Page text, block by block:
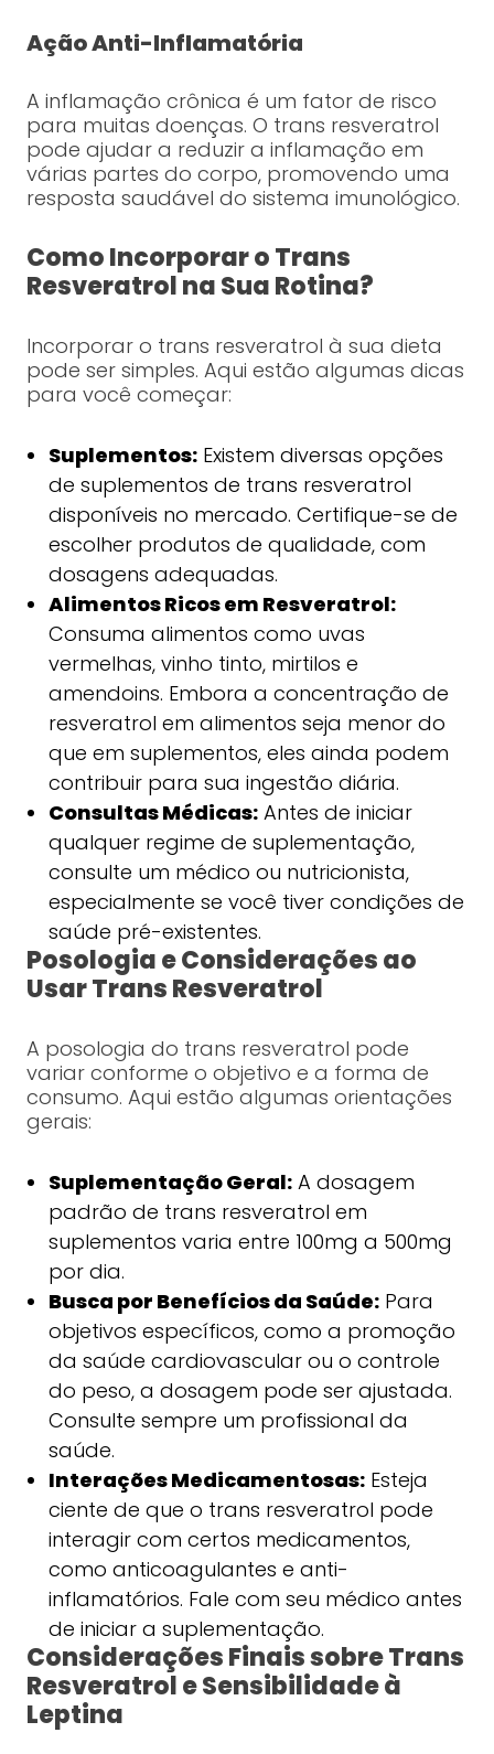
Ação Anti-Inflamatória
A inflamação crônica é um fator de risco
para muitas doenças. O trans resveratrol
pode ajudar a reduzir a inflamação em
várias partes do corpo, promovendo uma
resposta saudável do sistema imunológico.
Como Incorporar o Trans
Resveratrol na Sua Rotina?
Incorporar o trans resveratrol à sua dieta
pode ser simples. Aqui estão algumas dicas
para você começar:
Suplementos:Existem diversas opções
de suplementos de trans resveratrol
disponíveis no mercado. Certifique-se de
escolher produtos de qualidade, com
dosagens adequadas.
Alimentos Ricos em Resveratrol:
Consuma alimentos como uvas
vermelhas, vinho tinto, mirtilos e
amendoins. Embora a concentração de
resveratrol em alimentos seja menor do
que em suplementos, eles ainda podem
contribuir para sua ingestão diária.
Consultas Médicas:Antes de iniciar
qualquer regime de suplementação,
consulte um médico ou nutricionista,
especialmente se você tiver condições de
saúde pré-existentes.
Posologia e Considerações ao
Usar Trans Resveratrol
A posologia do trans resveratrol pode
variar conforme o objetivo e a forma de
consumo. Aqui estão algumas orientações
gerais:
Suplementação Geral:A dosagem
padrão de trans resveratrol em
suplementos varia entre 100mg a 500mg
por dia.
Busca por Benefícios da Saúde:Para
objetivos específicos, como a promoção
da saúde cardiovascular ou o controle
do peso, a dosagem pode ser ajustada.
Consulte sempre um profissional da
saúde.
Interações Medicamentosas:Esteja
ciente de que o trans resveratrol pode
interagir com certos medicamentos,
como anticoagulantes e anti-
inflamatórios. Fale com seu médico antes
de iniciar a suplementação.
Considerações Finais sobre Trans
Resveratrol e Sensibilidade à
Leptina